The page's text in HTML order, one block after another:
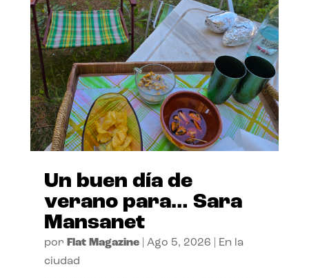
Un buen día de
verano para… Sara
Mansanet
por Flat Magazine| Ago 5, 2026
En la
ciudad